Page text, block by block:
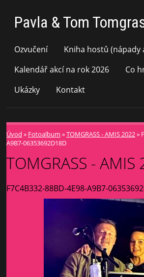
Pavla & Tom
Ozvučení
Kniha hostů (nápady
Kalendář akcí na rok 2026
Co
Ukázky
Kontakt
Úvod » Fotoalbum »TOMGRASS - AMIS 2022»
A9B7-06353692D18D
TOMGRASS - AMIS
F7C4B332-88BD-4E98-A9B7-